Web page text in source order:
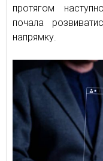
протягом
почала
напрямку.